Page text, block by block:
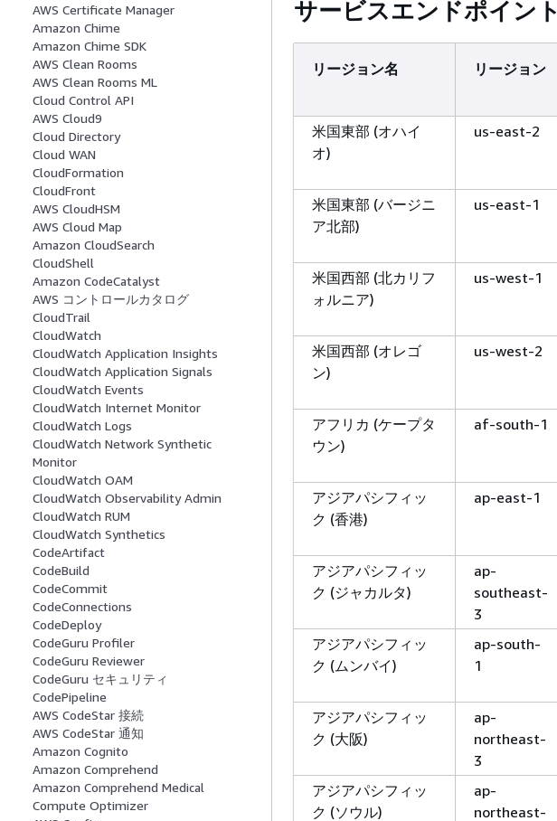
AWS Certificate Manager
Amazon Chime
Amazon Chime SDK
AWS Clean Rooms
AWS Clean Rooms ML
Cloud Control API
AWS Cloud9
Cloud Directory
Cloud WAN
CloudFormation
CloudFront
AWS CloudHSM
AWS Cloud Map
Amazon CloudSearch
CloudShell
Amazon CodeCatalyst
AWS コントロールカタログ
CloudTrail
CloudWatch
CloudWatch Application Insights
CloudWatch Application Signals
CloudWatch Events
CloudWatch Internet Monitor
CloudWatch Logs
CloudWatch Network Synthetic
Monitor
CloudWatch OAM
CloudWatch Observability Admin
CloudWatch RUM
CloudWatch Synthetics
CodeArtifact
CodeBuild
CodeCommit
CodeConnections
CodeDeploy
CodeGuru Profiler
CodeGuru Reviewer
CodeGuru セキュリティ
CodePipeline
AWS CodeStar 接続
AWS CodeStar 通知
Amazon Cognito
Amazon Comprehend
Amazon Comprehend Medical
Compute Optimizer
サービスエンドポイント
リージョン名 リージョン
米国東部 (オハイ
オ)
us-east-2
米国東部 (バージニ
ア北部)
us-east-1
米国西部 (北カリフ
ォルニア)
us-west-1
米国西部 (オレゴ
ン)
us-west-2
アフリカ (ケープタ
ウン)
af-south-1
アジアパシフィッ
ク (香港)
ap-east-1
アジアパシフィッ
ク (ジャカルタ)
ap-
southeast-
3
アジアパシフィッ
ク (ムンバイ)
ap-south-
1
アジアパシフィッ
ク (大阪)
ap-
northeast-
3
アジアパシフィッ
ク (ソウル)
ap-
northeast-